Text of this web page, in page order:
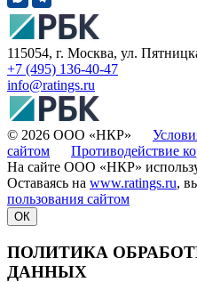
115054, г. Москва, ул.
+7 (495) 136-40-47
info@ratings.ru
© 2026 ООО «НКР»
сайтом
Противодействие
На сайте ООО «НКР»
Оставаясь на www.ratings.ru,
пользования сайтом
ОК
ПОЛИТИКА
ДАННЫХ